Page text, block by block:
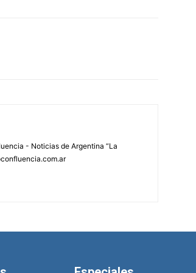
- Noticias de Argentina “La